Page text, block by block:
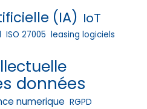
(IA) IoT
ISO 27005 leasing logiciels
données
numerique RGPD